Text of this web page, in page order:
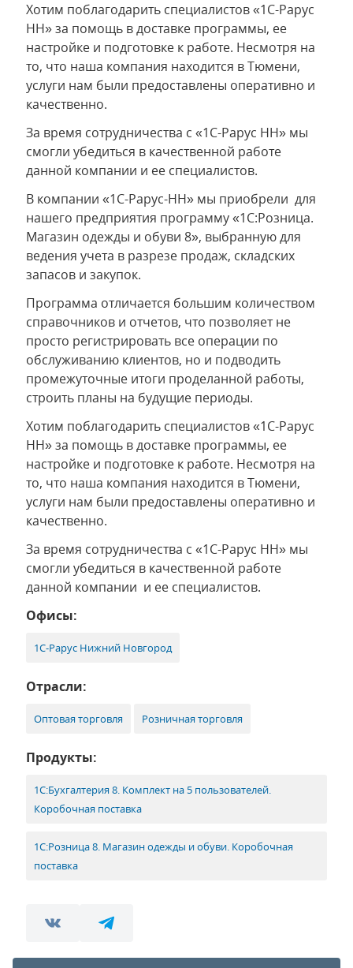
Хотим поблагодарить специалистов «1С-Рарус
НН» за помощь в доставке программы, ее
настройке и подготовке к работе. Несмотря на
то, что наша компания находится в Тюмени,
услуги нам были предоставлены оперативно и
качественно.
За время сотрудничества с «1С-Рарус НН» мы
смогли убедиться в качественной работе
данной компании и ее специалистов.
В компании «1С-Рарус-НН» мы приобрели для
нашего предприятия программу «1С:Розница.
Магазин одежды и обуви 8», выбранную для
ведения учета в разрезе продаж, складских
запасов и закупок.
Программа отличается большим количеством
справочников и отчетов, что позволяет не
просто регистрировать все операции по
обслуживанию клиентов, но и подводить
промежуточные итоги проделанной работы,
строить планы на будущие периоды.
Хотим поблагодарить специалистов «1С-Рарус
НН» за помощь в доставке программы, ее
настройке и подготовке к работе. Несмотря на
то, что наша компания находится в Тюмени,
услуги нам были предоставлены оперативно и
качественно.
За время сотрудничества с «1С-Рарус НН» мы
смогли убедиться в качественной работе
данной компании и ее специалистов.
Офисы:
1С-Рарус Нижний Новгород
Отрасли:
Оптовая торговля Розничная торговля
Продукты:
1С:Бухгалтерия 8. Комплект на 5 пользователей.
Коробочная поставка
1С:Розница 8. Магазин одежды и обуви. Коробочная
поставка